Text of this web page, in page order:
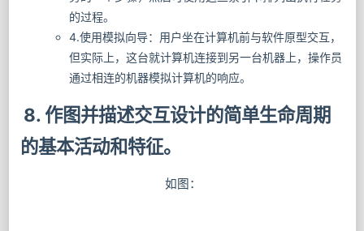
的过程。
4.使用模拟向导：用户坐在计算机前与软件原型交互，
但实际上，这台就计算机连接到另一台机器上，操作员
通过相连的机器模拟计算机的响应。
8. 作图并描述交互设计的简单生命周期
的基本活动和特征。
如图：